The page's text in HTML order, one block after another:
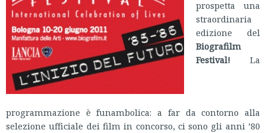
prospetta una
straordinaria
edizione del
Biografilm
Festival! La
programmazione è funambolica: a far da contorno alla
selezione ufficiale dei film in concorso, ci sono gli anni ’80